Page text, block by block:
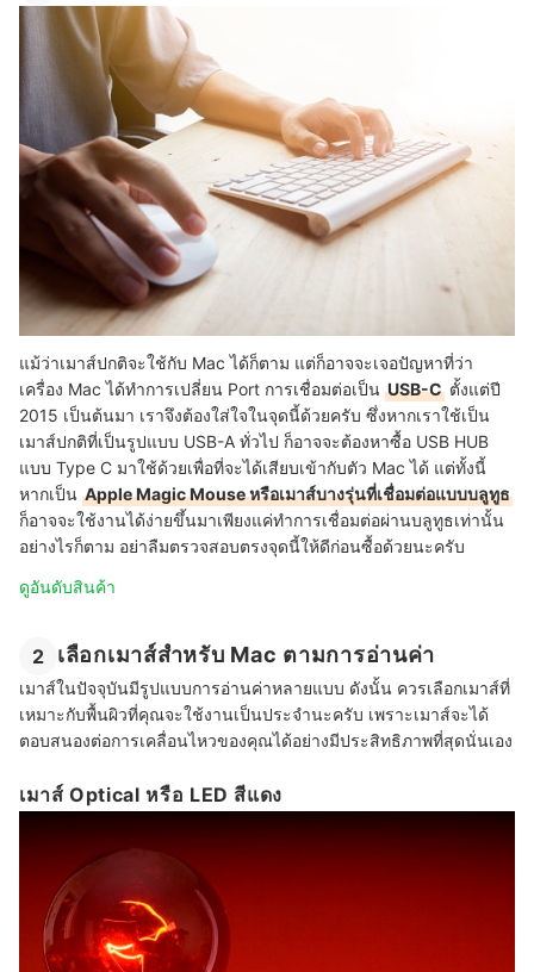
แม้ว่าเมาส์ปกติจะใช้กับ Mac ได้ก็ตาม แต่ก็อาจจะเจอปัญหาที่ว่า
เครื่อง Mac ได้ทำการเปลี่ยน Port การเชื่อมต่อเป็น USB-C ตั้งแต่ปี
2015 เป็นต้นมา เราจึงต้องใส่ใจในจุดนี้ด้วยครับ ซึ่งหากเราใช้เป็น
เมาส์ปกติที่เป็นรูปแบบ USB-A ทั่วไป ก็อาจจะต้องหาซื้อ USB HUB
แบบ Type C มาใช้ด้วยเพื่อที่จะได้เสียบเข้ากับตัว Mac ได้ แต่ทั้งนี้
หากเป็น Apple Magic Mouse หรือเมาส์บางรุ่นที่เชื่อมต่อแบบบลูทูธ
ก็อาจจะใช้งานได้ง่ายขึ้นมาเพียงแค่ทำการเชื่อมต่อผ่านบลูทูธเท่านั้น
อย่างไรก็ตาม อย่าลืมตรวจสอบตรงจุดนี้ให้ดีก่อนซื้อด้วยนะครับ
ดูอันดับสินค้า
2 เลือกเมาส์สำหรับ Mac ตามการอ่านค่า
เมาส์ในปัจจุบันมีรูปแบบการอ่านค่าหลายแบบ ดังนั้น ควรเลือกเมาส์ที่
เหมาะกับพื้นผิวที่คุณจะใช้งานเป็นประจำนะครับ เพราะเมาส์จะได้
ตอบสนองต่อการเคลื่อนไหวของคุณได้อย่างมีประสิทธิภาพที่สุดนั่นเอง
เมาส์ Optical หรือ LED สีแดง